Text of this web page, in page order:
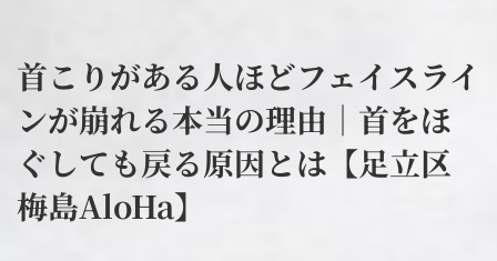
首こりがある人ほどフェイスライ
ンが崩れる本当の理由｜首をほ
ぐしても戻る原因とは【足立区
梅島AloHa】